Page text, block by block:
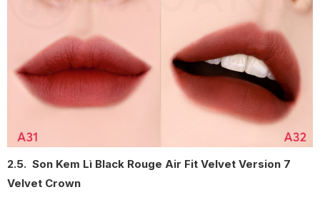
2.5. Son Kem Lì Black Rouge Air Fit Velvet Version 7
Velvet Crown